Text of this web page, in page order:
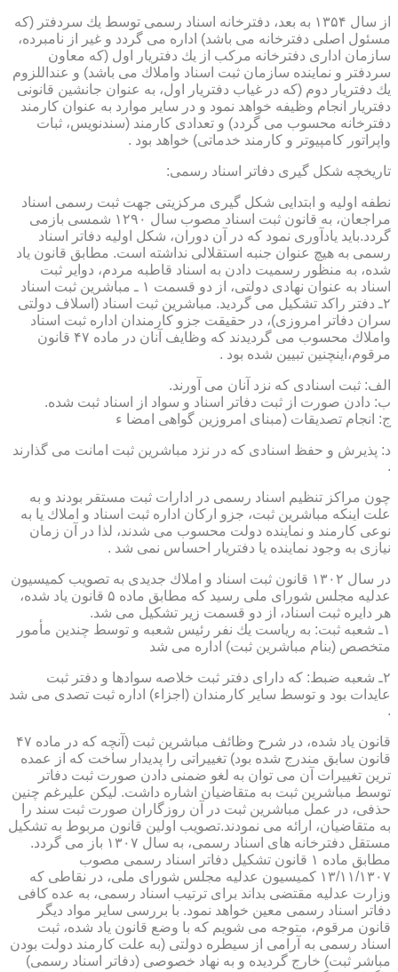
از سال ۱۳۵۴ به بعد، دفترخانه اسناد رسمی توسط یك سردفتر (كه
مسئول اصلی دفترخانه می باشد) اداره می گردد و غیر از نامبرده،
سازمان اداری دفترخانه مركب از یك دفتریار اول (كه معاون
سردفتر و نماینده سازمان ثبت اسناد واملاك می باشد) و عنداللزوم
یك دفتریار دوم (كه در غیاب دفتریار اول، به عنوان جانشین قانونی
دفتریار انجام وظیفه خواهد نمود و در سایر موارد به عنوان كارمند
دفترخانه محسوب می گردد) و تعدادی كارمند (سندنویس، ثبات
واپراتور كامپیوتر و كارمند خدماتی) خواهد بود .
تاریخچه شكل گیری دفاتر اسناد رسمی:
نطفه اولیه و ابتدایی شكل گیری مركزیتی جهت ثبت رسمی اسناد
مراجعان، به قانون ثبت اسناد مصوب سال ۱۲۹۰ شمسی بازمی
گردد.باید یادآوری نمود كه در آن دوران، شكل اولیه دفاتر اسناد
رسمی به هیچ عنوان جنبه استقلالی نداشته است. مطابق قانون یاد
شده، به منظور رسمیت دادن به اسناد قاطبه مردم، دوایر ثبت
اسناد به عنوان نهادی دولتی، از دو قسمت ۱ ـ مباشرین ثبت اسناد
۲ـ دفتر راكد تشكیل می گردید. مباشرین ثبت اسناد (اسلاف دولتی
سران دفاتر امروزی)، در حقیقت جزو كارمندان اداره ثبت اسناد
واملاك محسوب می گردیدند كه وظایف آنان در ماده ۴۷ قانون
مرقوم،اینچنین تبیین شده بود .
الف: ثبت اسنادی كه نزد آنان می آورند.
ب: دادن صورت از ثبت دفاتر اسناد و سواد از اسناد ثبت شده.
ج: انجام تصدیقات (مبنای امروزین گواهی امضا ء
د: پذیرش و حفظ اسنادی كه در نزد مباشرین ثبت امانت می گذارند
.
چون مراكز تنظیم اسناد رسمی در ادارات ثبت مستقر بودند و به
علت اینكه مباشرین ثبت، جزو اركان اداره ثبت اسناد و املاك یا به
نوعی كارمند و نماینده دولت محسوب می شدند، لذا در آن زمان
نیازی به وجود نماینده یا دفتریار احساس نمی شد .
در سال ۱۳۰۲ قانون ثبت اسناد و املاك جدیدی به تصویب كمیسیون
عدلیه مجلس شورای ملی رسید كه مطابق ماده ۵ قانون یاد شده،
هر دایره ثبت اسناد، از دو قسمت زیر تشكیل می شد.
۱ـ شعبه ثبت: به ریاست یك نفر رئیس شعبه و توسط چندین مأمور
متخصص (بنام مباشرین ثبت) اداره می شد
۲ـ شعبه ضبط: كه دارای دفتر ثبت خلاصه سوادها و دفتر ثبت
عایدات بود و توسط سایر كارمندان (اجزاء) اداره ثبت تصدی می شد
.
قانون یاد شده، در شرح وظائف مباشرین ثبت (آنچه كه در ماده ۴۷
قانون سابق مندرج شده بود) تغییراتی را پدیدار ساخت كه از عمده
ترین تغییرات آن می توان به لغو ضمنی دادن صورت ثبت دفاتر
توسط مباشرین ثبت به متقاضیان اشاره داشت. لیكن علیرغم چنین
حذفی، در عمل مباشرین ثبت در آن روزگاران صورت ثبت سند را
به متقاضیان، ارائه می نمودند.تصویب اولین قانون مربوط به تشكیل
مستقل دفترخانه های اسناد رسمی، به سال ۱۳۰۷ باز می گردد.
مطابق ماده ۱ قانون تشكیل دفاتر اسناد رسمی مصوب
۱۳/۱۱/۱۳۰۷ كمیسیون عدلیه مجلس شورای ملی، در نقاطی كه
وزارت عدلیه مقتضی بداند برای ترتیب اسناد رسمی، به عده كافی
دفاتر اسناد رسمی معین خواهد نمود. با بررسی سایر مواد دیگر
قانون مرقوم، متوجه می شویم كه با وضع قانون یاد شده، ثبت
اسناد رسمی به آرامی از سیطره دولتی (به علت كارمند دولت بودن
مباشر ثبت) خارج گردیده و به نهاد خصوصی (دفاتر اسناد رسمی)